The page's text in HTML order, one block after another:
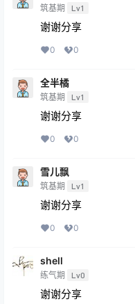
筑基期 Lv1
谢谢分享
0 0
全半橘
筑基期 Lv1
谢谢分享
0 0
雪儿飘
筑基期 Lv1
谢谢分享
0 0
shell
练气期 Lv0
谢谢分享